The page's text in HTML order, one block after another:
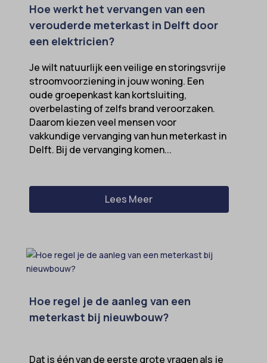
Hoe werkt het vervangen van een
verouderde meterkast in Delft door
een elektricien?
Je wilt natuurlijk een veilige en storingsvrije
stroomvoorziening in jouw woning. Een
oude groepenkast kan kortsluiting,
overbelasting of zelfs brand veroorzaken.
Daarom kiezen veel mensen voor
vakkundige vervanging van hun meterkast in
Delft. Bij de vervanging komen...
Lees Meer
Hoe regel je de aanleg van een
meterkast bij nieuwbouw?
Dat is één van de eerste grote vragen als je